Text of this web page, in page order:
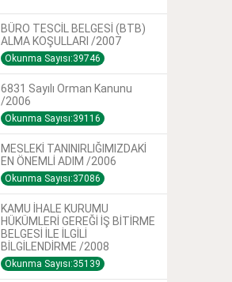
BÜRO TESCİL BELGESİ (BTB)
ALMA KOŞULLARI /2007
Okunma Sayısı:39746
6831 Sayılı Orman Kanunu
/2006
Okunma Sayısı:39116
MESLEKİ TANINIRLIĞIMIZDAKİ
EN ÖNEMLİ ADIM /2006
Okunma Sayısı:37086
KAMU İHALE KURUMU
HÜKÜMLERİ GEREĞİ İŞ BİTİRME
BELGESİ İLE İLGİLİ
BİLGİLENDİRME /2008
Okunma Sayısı:35139